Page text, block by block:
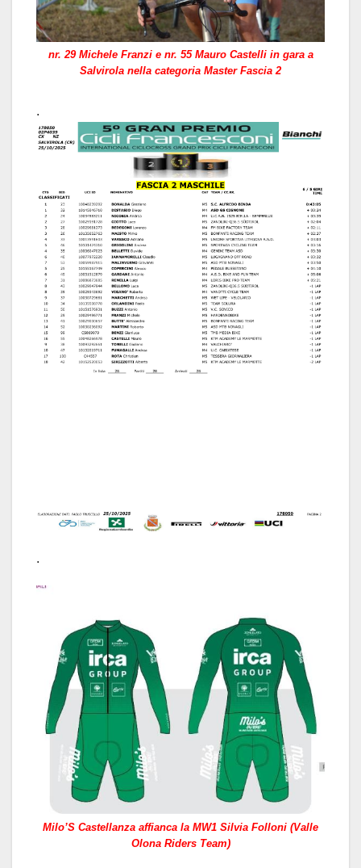
nr. 29 Michele Franzi e nr. 55 Mauro Castelli in gara a
Salvirola nella categoria Master Fascia 2
.
.
Milo’S Castellanza affianca la MW1 Silvia Folloni (Valle
Olona Riders Team)